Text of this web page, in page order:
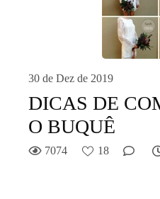
30 de Dez de 2019
DICAS DE
O BUQUÊ
7074 18